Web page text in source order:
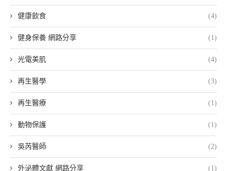
健康飲食 (4)
健身保養 網路分享 (1)
光電美肌 (4)
再生醫學 (3)
再生醫療 (1)
動物保護 (1)
吳芮醫師 (2)
外泌體文獻 網路分享 (1)